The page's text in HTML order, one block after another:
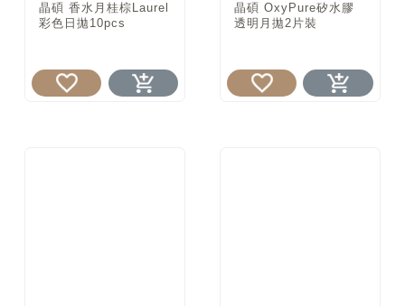
晶碩 香水月桂棕Laurel
彩色日拋10pcs
晶碩 OxyPure矽水膠
透明月拋2片裝